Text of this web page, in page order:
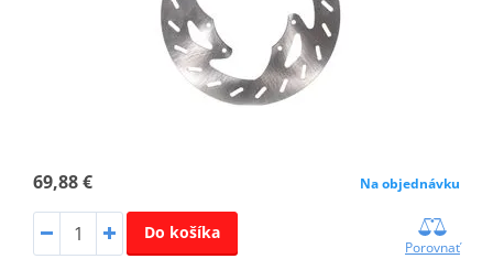
69,88 € Na objednávku
Do košíka
Porovnať